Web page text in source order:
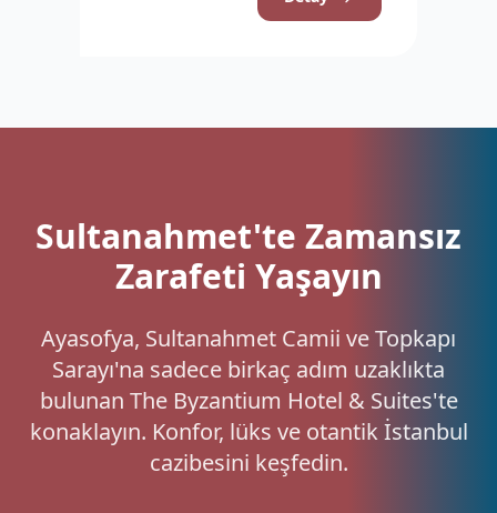
Sultanahmet'te Zamansız
Zarafeti Yaşayın
Ayasofya, Sultanahmet Camii ve Topkapı
Sarayı'na sadece birkaç adım uzaklıkta
bulunan The Byzantium Hotel & Suites'te
konaklayın. Konfor, lüks ve otantik İstanbul
cazibesini keşfedin.